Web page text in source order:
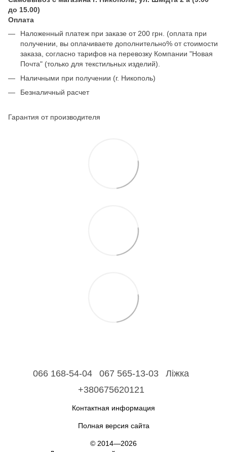
до 15.00)
Оплата
Наложенный платеж при заказе от 200 грн. (оплата при
получении, вы оплачиваете дополнительно% от стоимости
заказа, согласно тарифов на перевозку Компании "Новая
Почта" (только для текстильных изделий).
Наличными при получении (г. Никополь)
Безналичный расчет
Гарантия от производителя
066 168-54-04 067 565-13-03
Ліжка
+380675620121
Контактная информация
Полная версия сайта
© 2014—2026